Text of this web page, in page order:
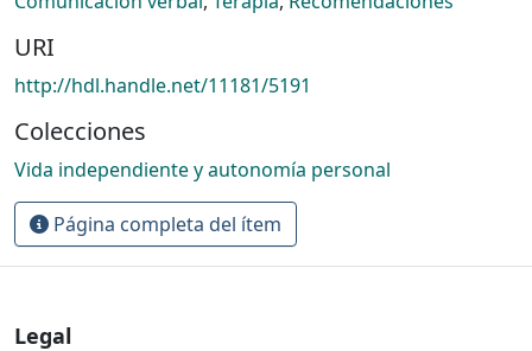
URI
http://hdl.handle.net/11181/5191
Colecciones
Vida independiente y autonomía personal
Página completa del ítem
Legal